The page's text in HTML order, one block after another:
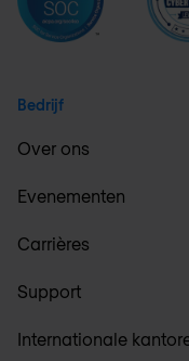
Bedrijf
Over ons
Evenementen
Carrières
Support
Internationale